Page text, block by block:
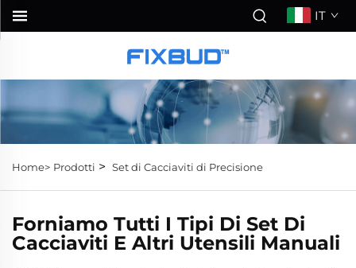
IT
Home> Prodotti > Set di Cacciaviti di Precisione
Forniamo Tutti I Tipi Di Set Di
Cacciaviti E Altri Utensili Manuali